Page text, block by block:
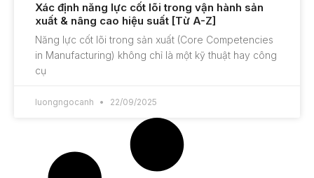
Xác định năng lực cốt lõi trong vận hành sản
xuất & nâng cao hiệu suất [Từ A-Z]
Năng lực cốt lõi trong sản xuất (Core Competencies
in Manufacturing) không chỉ là một kỹ thuật hay công
cụ
luongngocanh 22/09/2025